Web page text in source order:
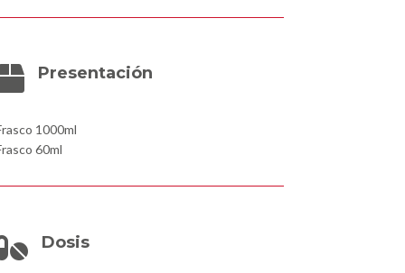
Presentación
1000ml
60ml
Dosis